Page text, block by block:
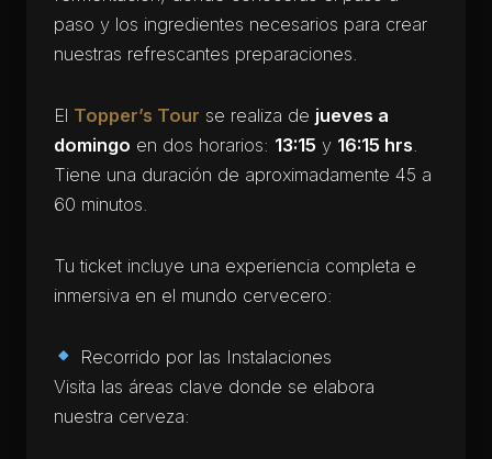
paso y los ingredientes necesarios para crear
nuestras refrescantes preparaciones.
El Topper’s Tour se realiza de jueves a
domingo en dos horarios: 13:15 y 16:15 hrs.
Tiene una duración de aproximadamente 45 a
60 minutos.
Tu ticket incluye una experiencia completa e
inmersiva en el mundo cervecero:
Recorrido por las Instalaciones
Visita las áreas clave donde se elabora
nuestra cerveza: